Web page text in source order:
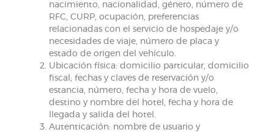
nacimiento, nacionalidad, género, número de
RFC, CURP, ocupación, preferencias
relacionadas con el servicio de hospedaje y/o
necesidades de viaje, número de placa y
estado de origen del vehículo.
Ubicación física: domicilio particular, domicilio
fiscal; fechas y claves de reservación y/o
estancia, número, fecha y hora de vuelo,
destino y nombre del hotel, fecha y hora de
llegada y salida del hotel.
Autenticación: nombre de usuario y